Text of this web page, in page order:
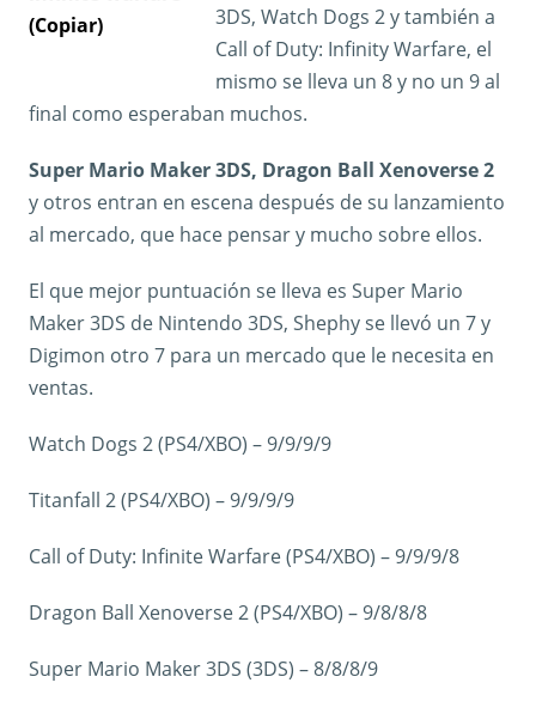
3DS, Watch Dogs 2 y también a
Call of Duty: Infinity Warfare, el
mismo se lleva un 8 y no un 9 al
final como esperaban muchos.
Super Mario Maker 3DS, Dragon Ball Xenoverse 2
y otros entran en escena después de su lanzamiento
al mercado, que hace pensar y mucho sobre ellos.
El que mejor puntuación se lleva es Super Mario
Maker 3DS de Nintendo 3DS, Shephy se llevó un 7 y
Digimon otro 7 para un mercado que le necesita en
ventas.
Watch Dogs 2 (PS4/XBO) – 9/9/9/9
Titanfall 2 (PS4/XBO) – 9/9/9/9
Call of Duty: Infinite Warfare (PS4/XBO) – 9/9/9/8
Dragon Ball Xenoverse 2 (PS4/XBO) – 9/8/8/8
Super Mario Maker 3DS (3DS) – 8/8/8/9